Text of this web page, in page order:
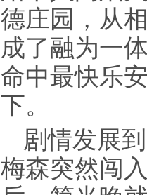
德庄园，从
成了融为一
命中最快乐
下。
剧情发展
梅森突然闯